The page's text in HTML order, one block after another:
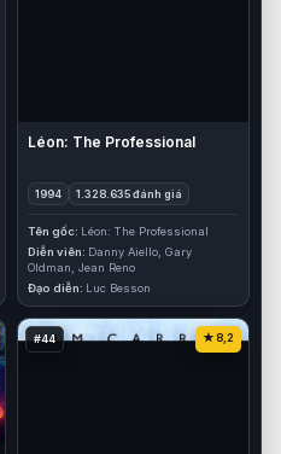
Léon: The Professional
1994 1.328.635 đánh giá
Tên gốc
Léon: The Professional
Diễn viên
Danny Aiello, Gary
Oldman, Jean Reno
Đạo diễn
Luc Besson
#44 8,2